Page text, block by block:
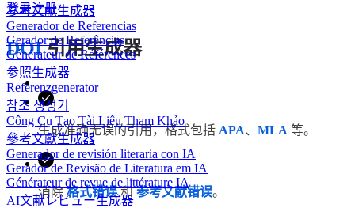
参考文献生成器
Generador de Referencias
Gerador de Referências
Générateur de Références
参照生成器
Referenzgenerator
참조 생성기
Công Cụ Tạo Tài Liệu Tham Khảo
參考文獻生成器
Generador de revisión literaria con IA
Gerador de Revisão de Literatura em IA
Générateur de revue de littérature IA
AI文献レビュー生成器
登录注册
DOI引用生成器
生成准确无误的引用，格式包括 APA、 MLA 等。
消除格式错误和参考文献错误。